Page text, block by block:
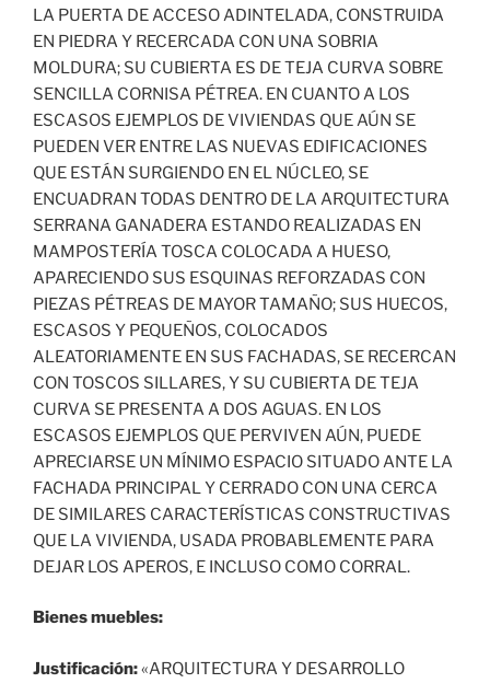
LA PUERTA DE ACCESO ADINTELADA, CONSTRUIDA
EN PIEDRA Y RECERCADA CON UNA SOBRIA
MOLDURA; SU CUBIERTA ES DE TEJA CURVA SOBRE
SENCILLA CORNISA PÉTREA. EN CUANTO A LOS
ESCASOS EJEMPLOS DE VIVIENDAS QUE AÚN SE
PUEDEN VER ENTRE LAS NUEVAS EDIFICACIONES
QUE ESTÁN SURGIENDO EN EL NÚCLEO, SE
ENCUADRAN TODAS DENTRO DE LA ARQUITECTURA
SERRANA GANADERA ESTANDO REALIZADAS EN
MAMPOSTERÍA TOSCA COLOCADA A HUESO,
APARECIENDO SUS ESQUINAS REFORZADAS CON
PIEZAS PÉTREAS DE MAYOR TAMAÑO; SUS HUECOS,
ESCASOS Y PEQUEÑOS, COLOCADOS
ALEATORIAMENTE EN SUS FACHADAS, SE RECERCAN
CON TOSCOS SILLARES, Y SU CUBIERTA DE TEJA
CURVA SE PRESENTA A DOS AGUAS. EN LOS
ESCASOS EJEMPLOS QUE PERVIVEN AÚN, PUEDE
APRECIARSE UN MÍNIMO ESPACIO SITUADO ANTE LA
FACHADA PRINCIPAL Y CERRADO CON UNA CERCA
DE SIMILARES CARACTERÍSTICAS CONSTRUCTIVAS
QUE LA VIVIENDA, USADA PROBABLEMENTE PARA
DEJAR LOS APEROS, E INCLUSO COMO CORRAL.
Bienes muebles:
Justificación:«ARQUITECTURA Y DESARROLLO